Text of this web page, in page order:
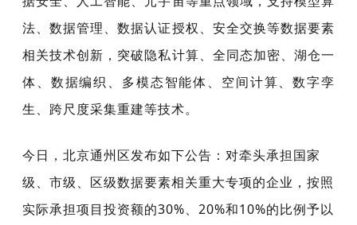
法、数据管理、数据认证授权、安全交换等数据要素
相关技术创新，突破隐私计算、全同态加密、湖仓一
体、数据编织、多模态智能体、空间计算、数字孪
生、跨尺度采集重建等技术。
今日，北京通州区发布如下公告：对牵头承担国家
级、市级、区级数据要素相关重大专项的企业，按照
实际承担项目投资额的30%、20%和10%的比例予以